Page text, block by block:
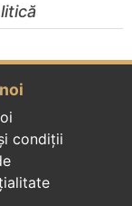
condiții